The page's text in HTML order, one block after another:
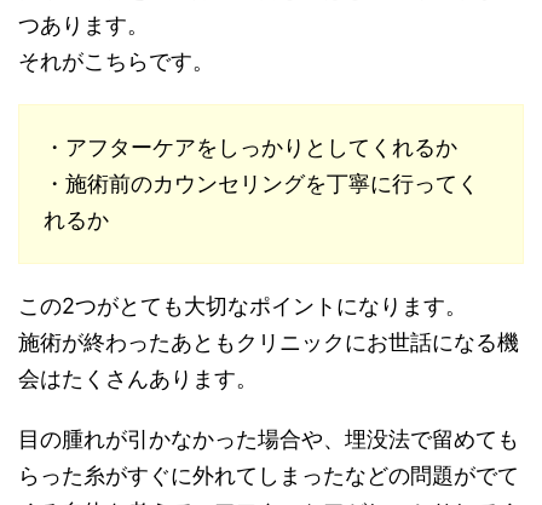
つあります。
それがこちらです。
・アフターケアをしっかりとしてくれるか
・施術前のカウンセリングを丁寧に行ってく
れるか
この2つがとても大切なポイントになります。
施術が終わったあともクリニックにお世話になる機
会はたくさんあります。
目の腫れが引かなかった場合や、埋没法で留めても
らった糸がすぐに外れてしまったなどの問題がでて